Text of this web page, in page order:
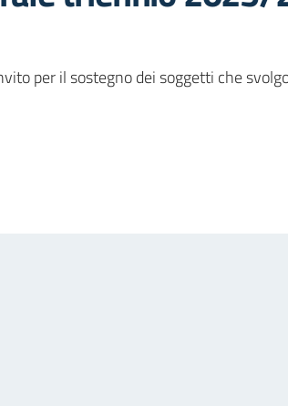
per il sostegno dei soggetti che